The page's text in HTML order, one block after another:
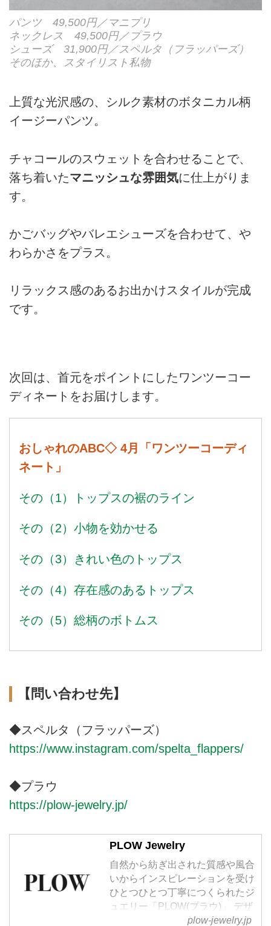
パンツ 49,500円／マニプリ
ネックレス 49,500円／プラウ
シューズ 31,900円／スペルタ（フラッパーズ）
そのほか、スタイリスト私物
上質な光沢感の、シルク素材のボタニカル柄
イージーパンツ。
チャコールのスウェットを合わせることで、
落ち着いたマニッシュな雰囲気に仕上がりま
す。
かごバッグやバレエシューズを合わせて、や
わらかさをプラス。
リラックス感のあるお出かけスタイルが完成
です。
次回は、首元をポイントにしたワンツーコー
ディネートをお届けします。
おしゃれのABC◇ 4月「ワンツーコーディ
ネート」
その（1）トップスの裾のライン
その（2）小物を効かせる
その（3）きれい色のトップス
その（4）存在感のあるトップス
その（5）総柄のボトムス
【問い合わせ先】
◆スペルタ（フラッパーズ）
https://www.instagram.com/spelta_flappers/
◆プラウ
https://plow-jewelry.jp/
PLOW Jewelry
⾃然から紡ぎ出された質感や⾵合
いからインスピレーションを受け
ひとつひとつ丁寧につくられたジ
ュエリー「PLOW(プラウ)」 デザ
イナー⾃ら厳選したパールや天然
plow-jewelry.jp